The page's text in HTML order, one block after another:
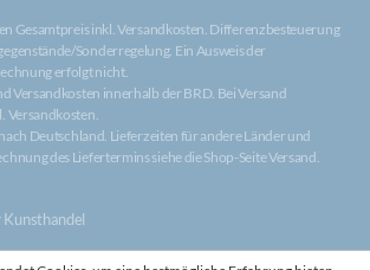
Gesamtpreis inkl. Versandkosten. Differenzbesteuerung
Sonderregelung. Ein Ausweis der
erfolgt nicht.
Versandkosten innerhalb der BRD. Bei Versand
Versandkosten.
Deutschland. Lieferzeiten für andere Länder und
des Liefertermins siehe die Shop-Seite Versand.